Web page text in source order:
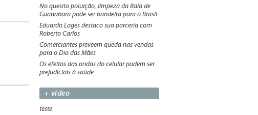
No quesito poluição, limpeza da Baía de
Guanabara pode ser bandeira para o Brasil
Eduardo Lages destaca sua parceria com
Roberto Carlos
Comerciantes preveem queda nas vendas
para o Dia das Mães
Os efeitos das ondas do celular podem ser
prejudiciais à saúde
+ vídeo
teste